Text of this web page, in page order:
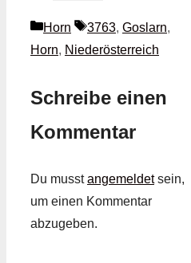
Kategorien
Horn Schlagwörter
3763, Goslarn,
Horn, Niederösterreich
Schreibe einen
Kommentar
Du musstangemeldetsein,
um einen Kommentar
abzugeben.